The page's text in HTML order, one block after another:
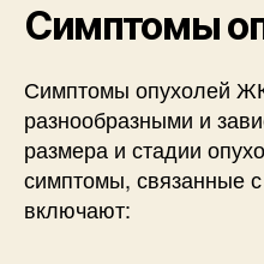
Симптомы
Симптомы опухолей
разнообразными и
размера и стадии
симптомы, связанные
включают: